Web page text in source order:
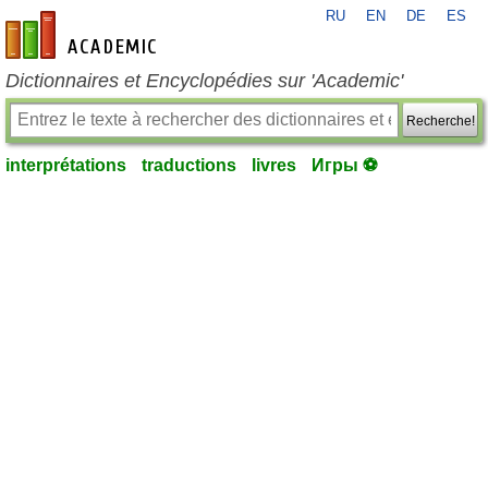
fr-academic.com
RU EN DE ES
Dictionnaires et Encyclopédies sur 'Academic'
Recherche!
interprétations traductions livres Игры ⚽